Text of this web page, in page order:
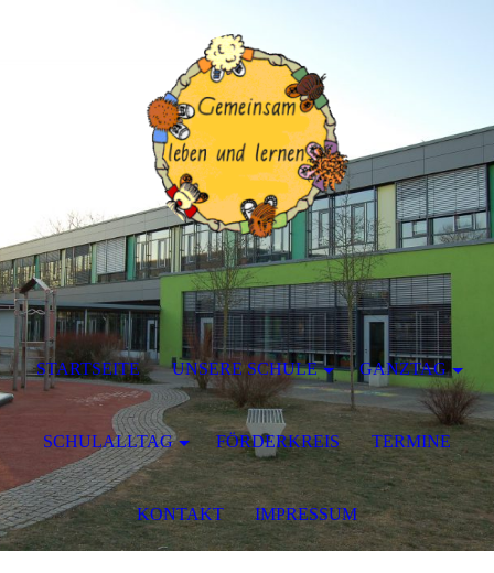
STARTSEITE UNSERE SCHULE GANZTAG
SCHULALLTAG FÖRDERKREIS TERMINE
KONTAKT IMPRESSUM